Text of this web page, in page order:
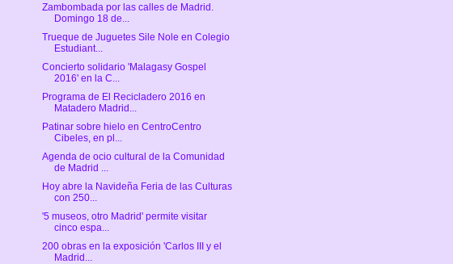
Zambombada por las calles de Madrid.
Domingo 18 de...
Trueque de Juguetes Sile Nole en Colegio
Estudiant...
Concierto solidario 'Malagasy Gospel
2016' en la C...
Programa de El Recicladero 2016 en
Matadero Madrid...
Patinar sobre hielo en CentroCentro
Cibeles, en pl...
Agenda de ocio cultural de la Comunidad
de Madrid ...
Hoy abre la Navideña Feria de las Culturas
con 250...
'5 museos, otro Madrid' permite visitar
cinco espa...
200 obras en la exposición 'Carlos III y el
Madrid...